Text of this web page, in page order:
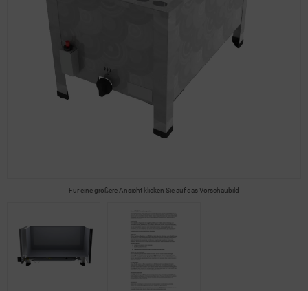
Für eine größere Ansicht klicken Sie auf das Vorschaubild